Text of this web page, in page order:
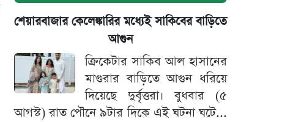
শেয়ারবাজার কেলেঙ্কারির মধ্যেই সাকিবের বাড়িতে
আগুন
ক্রিকেটার সাকিব আল হাসানের
মাগুরার বাড়িতে আগুন ধরিয়ে
দিয়েছে দুর্বৃত্তরা। বুধবার (৫
আগস্ট) রাত পৌনে ৯টার দিকে এই ঘটনা ঘটে...